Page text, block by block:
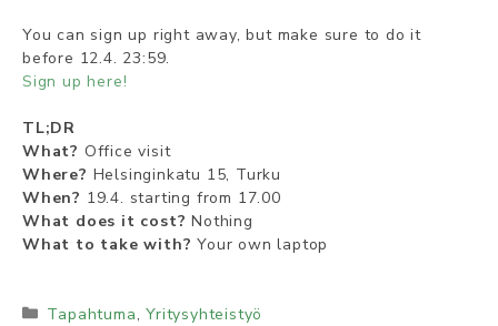
You can sign up right away, but make sure to do it
before 12.4. 23:59.
Sign up here!
TL;DR
What? Office visit
Where? Helsinginkatu 15, Turku
When? 19.4. starting from 17.00
What does it cost? Nothing
What to take with? Your own laptop
Kategoriat
Tapahtuma,Yritysyhteistyö